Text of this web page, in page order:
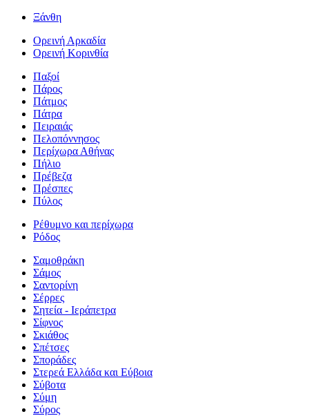
Ξάνθη
Ορεινή Αρκαδία
Ορεινή Κορινθία
Παξοί
Πάρος
Πάτμος
Πάτρα
Πειραιάς
Πελοπόννησος
Περίχωρα Αθήνας
Πήλιο
Πρέβεζα
Πρέσπες
Πύλος
Ρέθυμνο και περίχωρα
Ρόδος
Σαμοθράκη
Σάμος
Σαντορίνη
Σέρρες
Σητεία - Ιεράπετρα
Σίφνος
Σκιάθος
Σπέτσες
Σποράδες
Στερεά Ελλάδα και Εύβοια
Σύβοτα
Σύμη
Σύρος